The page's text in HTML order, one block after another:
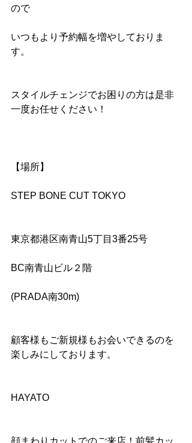
ので
いつもより予約幅を増やしておりま
す。
スタイルチェンジでお困りの方は是非
一度お任せください！
【場所】
STEP BONE CUT TOKYO
東京都港区南青山5丁目3番25号
BC南青山ビル２階
(PRADA南30m)
顧客様もご新規様もお会いできるのを
楽しみにしております。
HAYATO